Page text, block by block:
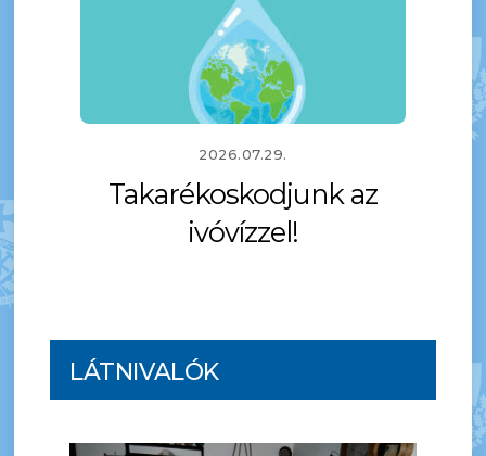
2026.07.29.
Takarékoskodjunk az
ivóvízzel!
LÁTNIVALÓK